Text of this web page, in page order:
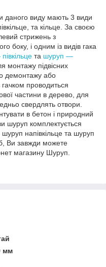
даного виду мають 3 види
та кільце. За своєю
стрижень з
боку, і одним із видів гака
та шуруп ―
монтажу підвісних
демонтажу або
проводиться
частини в дерево, для
свердлять отвори.
в бетон і природний
шуруп комплектується
напівкільце та шуруп
Ви завжди можете
магазину Шуруп.
мм